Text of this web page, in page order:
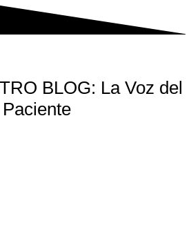
BLOG: La Voz del
Paciente